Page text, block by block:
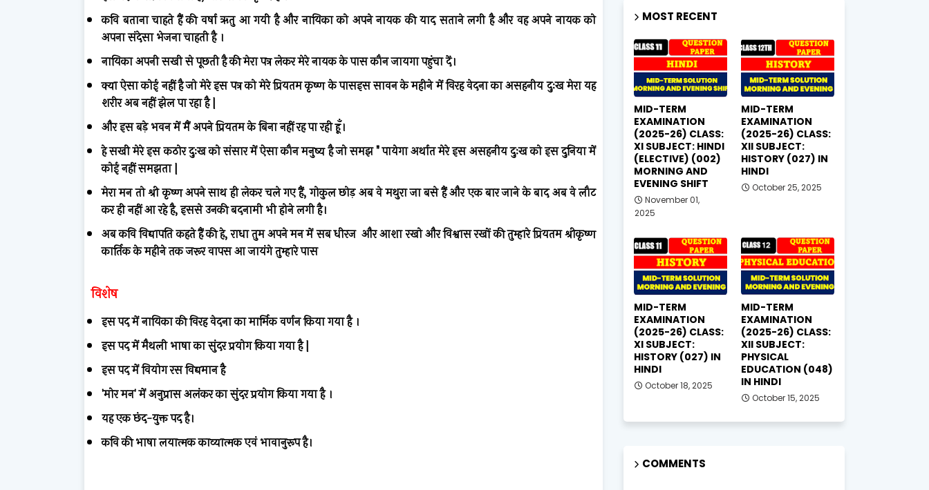
कवि बताना चाहते हैं की वर्षा ऋतु आ गयी है और नायिका को अपने नायक की याद सताने लगी है और वह अपने नायक को
अपनासंदेसा भेजनाचाहतीहै ।
नायिकाअपनीसखीसेपूछतीहैकीमेरापत्रलेकरमेरेनायककेपासकौनजायगापहुंचादें।
क्याऐसाकोईनहींहैजोमेरेइसपत्रकोमेरेप्रियतमकृष्णकेपासइससावनकेमहीनेमेंविरहवेदनाकाअसहनीयदुःखमेरायह
शरीरअबनहींझेलपारहाहै |
औरइसबड़े भवनमेंमैंअपनेप्रियतमकेबिनानहींरहपारहीहूँ।
हेसखीमेरेइसकठोरदुःखकोसंसारमेंऐसाकौनमनुष्यहैजोसमझ"पायेगाअर्थातमेरेइसअसहनीयदुःखकोइसदुनियामें
कोईनहींसमझता |
मेरामनतोश्रीकृष्णअपनेसाथहीलेकरचलेगएहैं,गोकुलछोड़अबवेमथुराजाबसेहैंऔरएकबारजानेकेबादअबवेलौट
करहीनहींआरहेहै,इससेउनकीबदनामी भीहोनेलगीहै।
अबकविविद्यापतिकहतेहैंकीहे,राधातुमअपनेमनमेंसबधीरज औरआशारखोऔरविश्वासरखोंकीतुम्हारेप्रियतमश्रीकृष्ण
कार्तिककेमहीनेतकजरूरवापसआजायंगेतुम्हारेपास
विशेष
इसपदमेंनायिकाकीविरहवेदनाकामार्मिकवर्णनकियागयाहै ।
इसपदमेंमैथली भाषाकासुंदरप्रयोगकियागयाहै |
इसपदमेंवियोगरसविद्यमानहै
'मोरमन'मेंअनुप्रासअलंकरकासुंदरप्रयोगकियागयाहै ।
यहएकछंद-युक्तपदहै।
कविकी भाषालयात्मककाव्यात्मकएवं भावानुरूपहै।
MOST RECENT
MID-TERM
EXAMINATION
(2025-26) CLASS:
XI SUBJECT: HINDI
(ELECTIVE) (002)
MORNING AND
EVENING SHIFT
November 01,
2025
MID-TERM
EXAMINATION
(2025-26) CLASS:
XII SUBJECT:
HISTORY (027) IN
HINDI
October 25, 2025
MID-TERM
EXAMINATION
(2025-26) CLASS:
XI SUBJECT:
HISTORY (027) IN
HINDI
October 18, 2025
MID-TERM
EXAMINATION
(2025-26) CLASS:
XII SUBJECT:
PHYSICAL
EDUCATION (048)
IN HINDI
October 15, 2025
COMMENTS